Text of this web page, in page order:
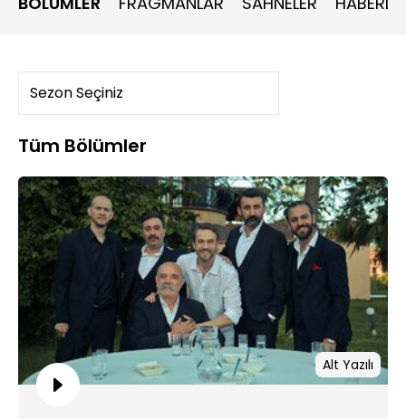
Tüm Bölümler
Alt Yazılı